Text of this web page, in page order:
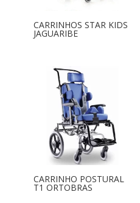
CARRINHOS STAR KIDS
JAGUARIBE
CARRINHO POSTURAL
T1 ORTOBRAS